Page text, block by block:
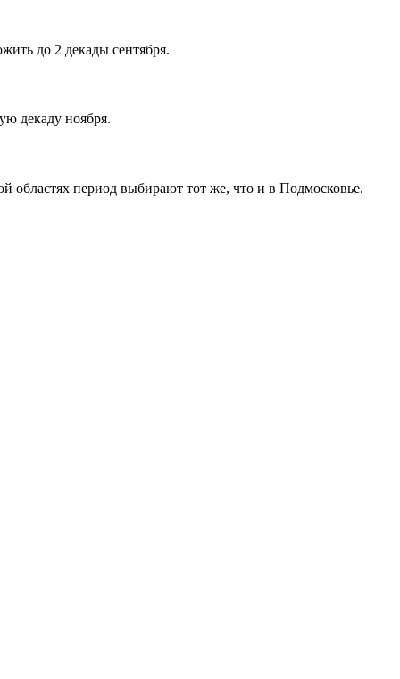
до 2 декады сентября.
декаду ноября.
областях период выбирают тот же, что и в Подмосковье.